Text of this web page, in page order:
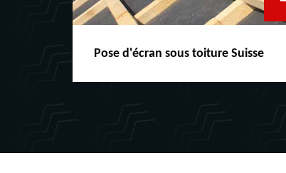
Pose d'écran sous toiture Suisse